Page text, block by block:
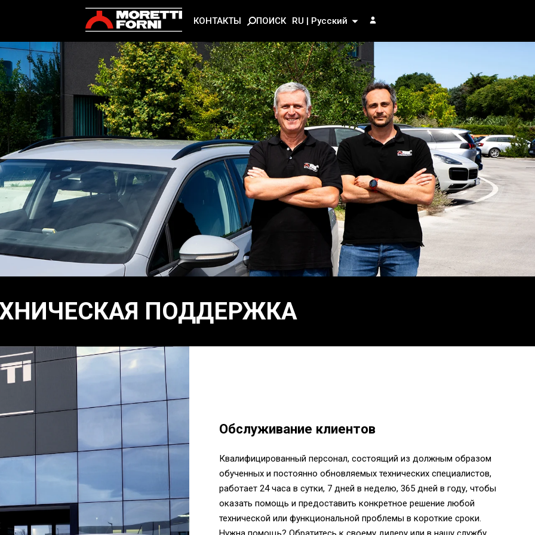
КОНТАКТЫ ПОИСК RU | Русский
ПОДДЕРЖКА
Обслуживание клиентов
Квалифицированный персонал, состоящий из должным образом
обученных и постоянно обновляемых технических специалистов,
работает 24 часа в сутки, 7 дней в неделю, 365 дней в году, чтобы
оказать помощь и предоставить конкретное решение любой
технической или функциональной проблемы в короткие сроки.